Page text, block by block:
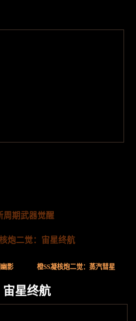
周期武器觉醒
炮二觉：宙星终航
影 橙SS凝核炮二觉：蒸汽彗星
星终航